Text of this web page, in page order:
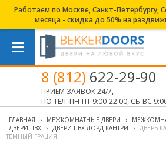
Работаем по Москве, Санкт-Петербургу,
месяца - скидка до 50% на
8 (812) 622-29-90
ПРИЕМ ЗАЯВОК 24/7,
ПО ТЕЛ. ПН-ПТ 9:00-22:00, СБ-ВС
ГЛАВНАЯ › МЕЖКОМНАТНЫЕ ДВЕРИ ›
ДВЕРИ ПВХ
› ДВЕРИ ПВХ ЛОРД КАНТРИ › ДВЕРЬ
ТЕМНЫЙ ГРАЦИЯ